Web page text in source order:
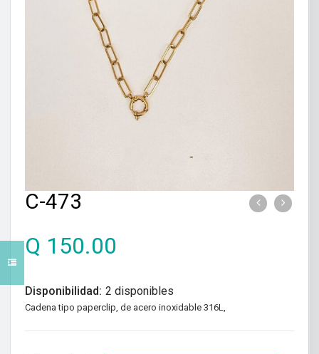
C-473
Q 150.00
Disponibilidad: 2 disponibles
Cadena tipo paperclip, de acero inoxidable 316L,